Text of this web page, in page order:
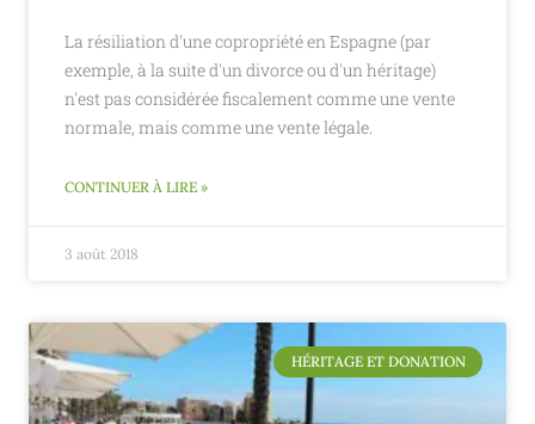
La résiliation d'une copropriété en Espagne (par
exemple, à la suite d'un divorce ou d'un héritage)
n'est pas considérée fiscalement comme une vente
normale, mais comme une vente légale.
CONTINUER À LIRE »
3 août 2018
HÉRITAGE ET DONATION